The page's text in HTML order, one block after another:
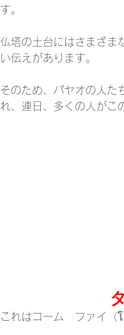
す。
仏塔の土台にはさまざま
い伝えがあります。
そのため、パヤオの人た
れ、連日、多くの人がこ
これはコーム　ファイ（